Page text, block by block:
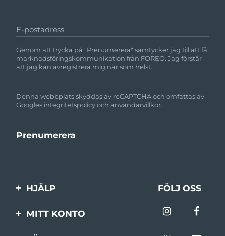
E-postadress
Genom att trycka på "Prenumerera" samtycker jag till att få
marknadsföringskommunikation från FOREO. Jag förstår
att jag kan avregistrera mig när som helst.
Denna webbplats skyddas av reCAPTCHA och omfattas av
Googles integritetspolicyochanvändarvillkor.
HJÄLP
Kontakta oss
FÖLJ OSS
MITT KONTO
Produktregistrering